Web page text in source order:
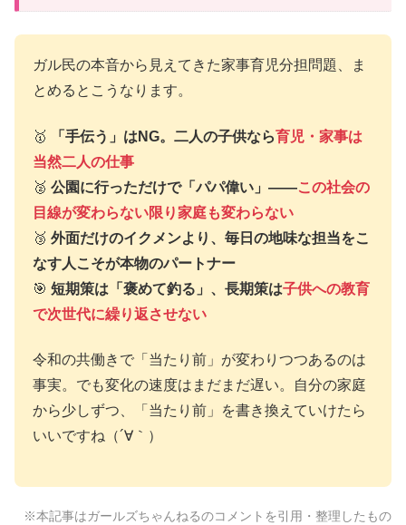
ガル民の本音から見えてきた家事育児分担問題、ま
とめるとこうなります。
🥇 「手伝う」はNG。二人の子供なら育児・家事は
当然二人の仕事
🥈 公園に行っただけで「パパ偉い」——この社会の
目線が変わらない限り家庭も変わらない
🥉 外面だけのイクメンより、毎日の地味な担当をこ
なす人こそが本物のパートナー
🎯 短期策は「褒めて釣る」、長期策は子供への教育
で次世代に繰り返させない
令和の共働きで「当たり前」が変わりつつあるのは
事実。でも変化の速度はまだまだ遅い。自分の家庭
から少しずつ、「当たり前」を書き換えていけたら
いいですね（´∀｀）
※本記事はガールズちゃんねるのコメントを引用・整理したもの